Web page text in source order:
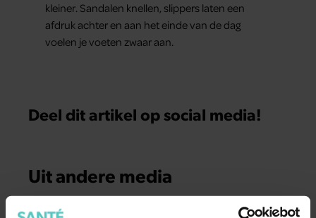
kleiner. Sandalen knellen, slippers laten een
afdruk achter en aan het einde van de dag
voelen je voeten zwaar aan.
Deel dit artikel op social media!
Uit andere media